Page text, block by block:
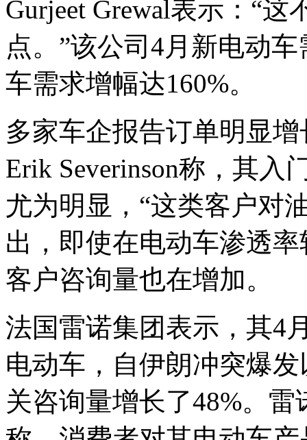
Gurjeet Grewal表示：“
点。”该公司4月新电动
车需求增幅达160%。
多家车企报告订单明显
Erik Severinson称，其入
尤为明显，“这类客户对
出，即使在电动车渗透
客户咨询量也在增加。
法国雷诺集团表示，其4
电动车，自伊朗冲突爆
关咨询量增长了48%。雷